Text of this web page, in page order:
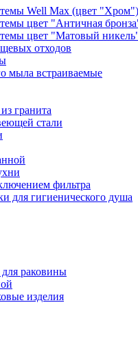
Well Max (цвет "Хром")
цвет "Античная
цвет "Матовый
отходов
мыла встраиваемые
гранита
стали
фильтра
для гигиенического душа
раковины
изделия